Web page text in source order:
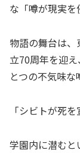
な「噂が現実を
物語の舞台は
立70周年を迎
とつの不気味な
「シビトが死を
学園内に潜むと